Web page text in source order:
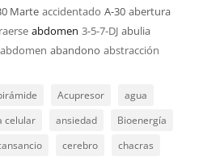
Marte accidentado A-30 abertura
abdomen 3-5-7-DJ abulia
abandono abstracción
Acupresor
agua
celular ansiedad
Bioenergía
cerebro
chacras